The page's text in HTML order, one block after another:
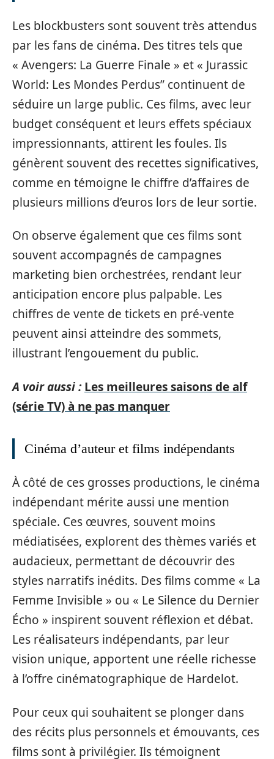
Les blockbusters sont souvent très attendus
par les fans de cinéma. Des titres tels que
« Avengers: La Guerre Finale » et « Jurassic
World: Les Mondes Perdus” continuent de
séduire un large public. Ces films, avec leur
budget conséquent et leurs effets spéciaux
impressionnants, attirent les foules. Ils
génèrent souvent des recettes significatives,
comme en témoigne le chiffre d’affaires de
plusieurs millions d’euros lors de leur sortie.
On observe également que ces films sont
souvent accompagnés de campagnes
marketing bien orchestrées, rendant leur
anticipation encore plus palpable. Les
chiffres de vente de tickets en pré-vente
peuvent ainsi atteindre des sommets,
illustrant l’engouement du public.
A voir aussi : Les meilleures saisons de alf
(série TV) à ne pas manquer
Cinéma d’auteur et films indépendants
À côté de ces grosses productions, le cinéma
indépendant mérite aussi une mention
spéciale. Ces œuvres, souvent moins
médiatisées, explorent des thèmes variés et
audacieux, permettant de découvrir des
styles narratifs inédits. Des films comme « La
Femme Invisible » ou « Le Silence du Dernier
Écho » inspirent souvent réflexion et débat.
Les réalisateurs indépendants, par leur
vision unique, apportent une réelle richesse
à l’offre cinématographique de Hardelot.
Pour ceux qui souhaitent se plonger dans
des récits plus personnels et émouvants, ces
films sont à privilégier. Ils témoignent